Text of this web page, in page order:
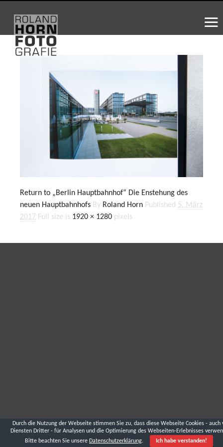
Return to „Berlin Hauptbahnhof“ Die Enstehung des
neuen Hauptbahnhofs By Roland Horn Published 5. März
2017 Full size is 1920 × 1280 pixels
Durch die Nutzung der Webseite stimmen Sie zu, dass diese Webseite Cookies - auch
Diensten Dritter - für Analysen und die Optimierung des Webseiten-Erlebnisses
Bitte beachten Sie unsere Datenschutzerklärung. Ich habe verstanden!